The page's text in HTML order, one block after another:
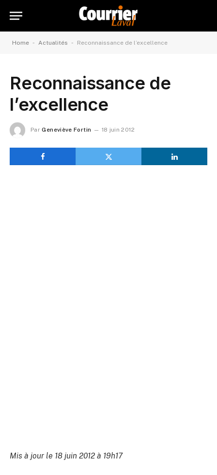
Home - Actualités - Reconnaissance de l’excellence
Reconnaissance de
l’excellence
Par Geneviève Fortin 18 juin 2012
Mis à jour le 18 juin 2012 à 19h17